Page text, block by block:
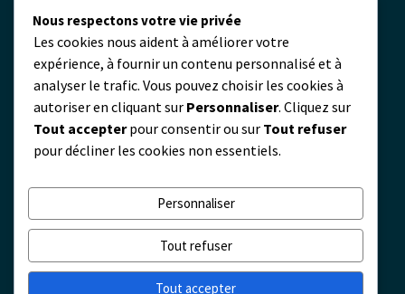
Politique de confidentialité
Contact
servicio@zmscable.es
+86-371-67829333
Place de Kaixuan, Zhengzhou, Chine
Nous respectons votre vie privée
Les cookies nous aident à améliorer votre
expérience, à fournir un contenu personnalisé et à
analyser le trafic. Vous pouvez choisir les cookies à
autoriser en cliquant sur Personnaliser. Cliquez sur
Tout accepterpour consentir ou sur Tout refuser
pour décliner les cookies non essentiels.
Personnaliser
Tout refuser
Tout accepter